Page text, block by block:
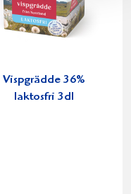
Vispgrädde 36%
laktosfri 3dl